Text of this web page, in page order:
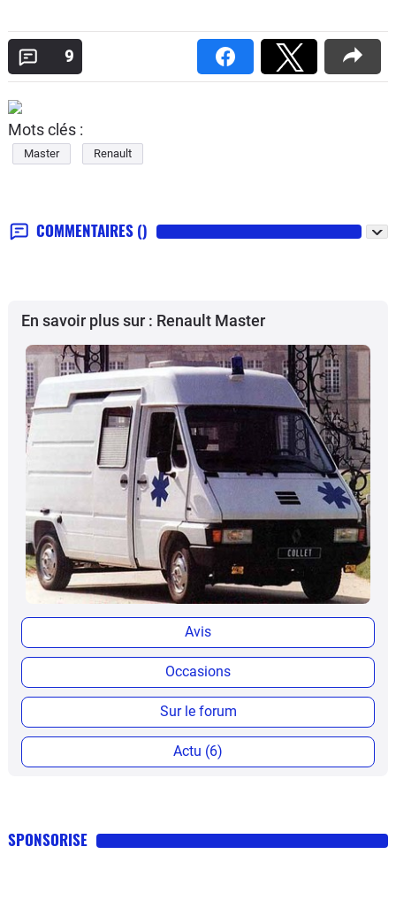
9
Mots clés :
Master Renault
COMMENTAIRES ()
En savoir plus sur : Renault Master
Avis
Occasions
Sur le forum
Actu (6)
SPONSORISE